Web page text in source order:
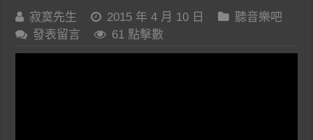
寂寞先生 2015 年 4 月 10 日
聽音樂吧
發表留言
61 點擊數